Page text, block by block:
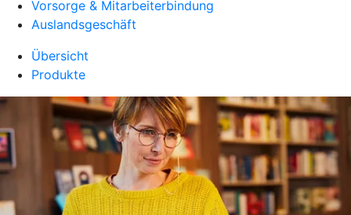
Vorsorge & Mitarbeiterbindung
Auslandsgeschäft
Übersicht
Produkte